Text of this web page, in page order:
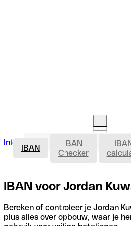
Inloggen Rekening openen IBAN
IBAN
IBAN
Checker
IBAN voor Jordan
Bereken of controleer je Jordan
plus alles over opbouw, waar je